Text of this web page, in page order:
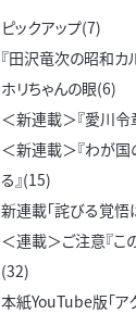
ピックアップ(7)
『田沢竜次の昭和カ
ホリちゃんの眼(6)
＜新連載＞『愛川
＜新連載＞『わが
る』(15)
新連載「詫びる覚悟
＜連載＞ご注意『こ
(32)
本紙YouTube版「ア